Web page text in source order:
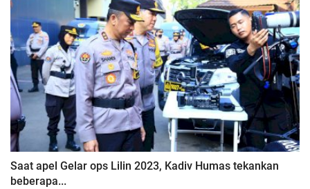
Saat apel Gelar ops Lilin 2023, Kadiv Humas tekankan
beberapa...